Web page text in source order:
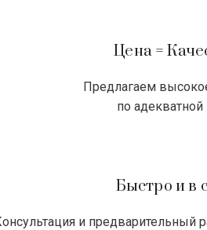
Цена =
Предлагаем
по адекватной
Быстро и в
и предварительный